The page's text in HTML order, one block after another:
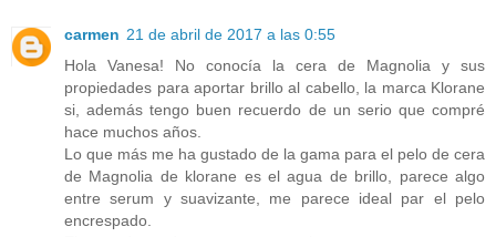
carmen 21 de abril de 2017 a las 0:55
Hola Vanesa! No conocía la cera de Magnolia y sus
propiedades para aportar brillo al cabello, la marca Klorane
si, además tengo buen recuerdo de un serio que compré
hace muchos años.
Lo que más me ha gustado de la gama para el pelo de cera
de Magnolia de klorane es el agua de brillo, parece algo
entre serum y suavizante, me parece ideal par el pelo
encrespado.